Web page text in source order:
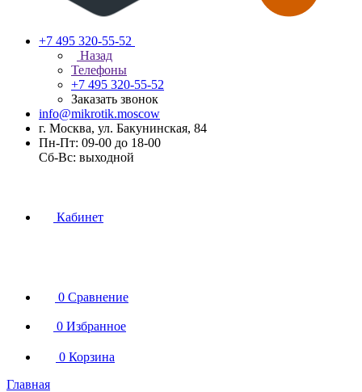
+7 495 320-55-52
Назад
Телефоны
+7 495 320-55-52
Заказать звонок
info@mikrotik.moscow
г. Москва, ул. Бакунинская, 84
Пн-Пт: 09-00 до 18-00
Сб-Вс: выходной
Кабинет
0 Сравнение
0 Избранное
0 Корзина
Главная